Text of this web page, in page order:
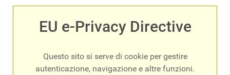
EU e-Privacy Directive
Questo sito si serve di cookie per gestire
autenticazione, navigazione e altre funzioni.